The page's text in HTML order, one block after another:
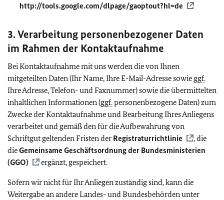
http://tools.google.com/dlpage/gaoptout?hl=de
3. Verarbeitung personenbezogener Daten
im Rahmen der Kontaktaufnahme
Bei Kontaktaufnahme mit uns werden die von Ihnen
mitgeteilten Daten (Ihr Name, Ihre E-Mail-Adresse sowie ggf.
Ihre Adresse, Telefon- und Faxnummer) sowie die übermittelten
inhaltlichen Informationen (ggf.personenbezogene Daten) zum
Zwecke der Kontaktaufnahme und Bearbeitung Ihres Anliegens
verarbeitet und gemäß den für die Aufbewahrung von
Schriftgut geltenden Fristen der Registraturrichtlinie
, die
dieGemeinsame Geschäftsordnung der Bundesministerien
(GGO)
ergänzt, gespeichert.
Sofern wir nicht für Ihr Anliegen zuständig sind, kann die
Weitergabe an andere Landes- und Bundesbehörden unter